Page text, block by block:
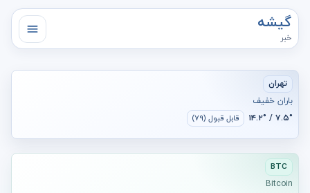
گیشه
خبر
تهران
باران خفیف
۷.۵° / ۱۴.۲° قابل قبول (۷۹)
BTC
Bitcoin